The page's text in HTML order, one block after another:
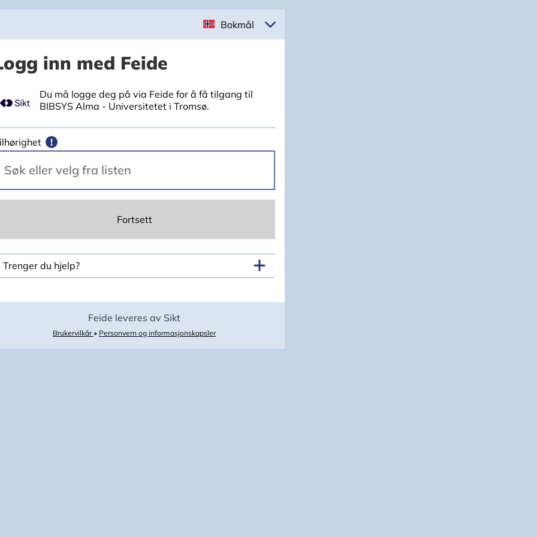
Bokmål
inn med Feide
Du må logge deg på via Feide for å få tilgang til
BIBSYS Alma - Universitetet i Tromsø.
!
Fortsett
Trenger du hjelp?
Feide leveres av Sikt
Brukervilkår • Personvern og informasjonskapsler